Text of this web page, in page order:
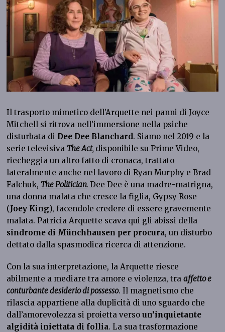
Il trasporto mimetico dell’Arquette nei panni di Joyce
Mitchell si ritrova nell’immersione nella psiche
disturbata di Dee Dee Blanchard. Siamo nel 2019 e la
serie televisiva The Act, disponibile su Prime Video,
riecheggia un altro fatto di cronaca, trattato
lateralmente anche nel lavoro di Ryan Murphy e Brad
Falchuk, The Politician.Dee Dee è una madre-matrigna,
una donna malata che cresce la figlia, Gypsy Rose
(Joey King), facendole credere di essere gravemente
malata. Patricia Arquette scava qui gli abissi della
sindrome di Münchhausen per procura, un disturbo
dettato dalla spasmodica ricerca di attenzione.
Con la sua interpretazione, la Arquette riesce
abilmente a mediare tra amore e violenza, traaffetto e
conturbante desiderio di possesso. Il magnetismo che
rilascia appartiene alla duplicità di uno sguardo che
dall’amorevolezza si proietta versoun’inquietante
algidità iniettata di follia. La sua trasformazione